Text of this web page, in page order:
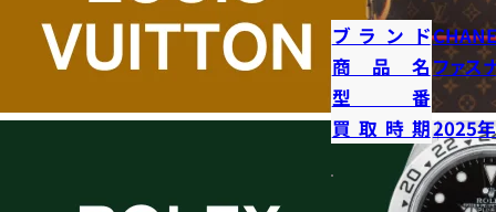
ブランド
商品名ファス
型番
買取時期2025